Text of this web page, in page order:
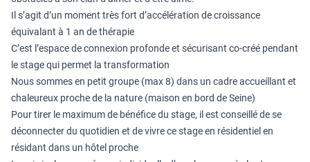
Il s’agit d’un moment très fort d’accélération de croissance
équivalant à 1 an de thérapie
C’est l’espace de connexion profonde et sécurisant co-créé pendant
le stage qui permet la transformation
Nous sommes en petit groupe (max 8) dans un cadre accueillant et
chaleureux proche de la nature (maison en bord de Seine)
Pour tirer le maximum de bénéfice du stage, il est conseillé de se
déconnecter du quotidien et de vivre ce stage en résidentiel en
résidant dans un hôtel proche